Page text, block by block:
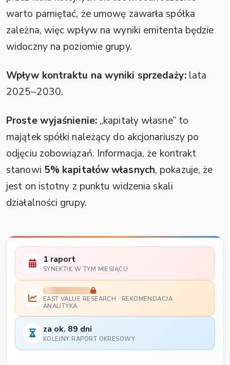
warto pamiętać, że umowę zawarła spółka
zależna, więc wpływ na wyniki emitenta będzie
widoczny na poziomie grupy.
Wpływ kontraktu na wyniki sprzedaży:lata
2025–2030.
Proste wyjaśnienie:„kapitały własne” to
majątek spółki należący do akcjonariuszy po
odjęciu zobowiązań. Informacja, że kontrakt
stanowi 5% kapitałów własnych, pokazuje, że
jest on istotny z punktu widzenia skali
działalności grupy.
1 raport
SYNEKTIK W TYM MIESIĄCU
EAST VALUE RESEARCH · REKOMENDACJA
ANALITYKA
za ok. 89 dni
KOLEJNY RAPORT OKRESOWY